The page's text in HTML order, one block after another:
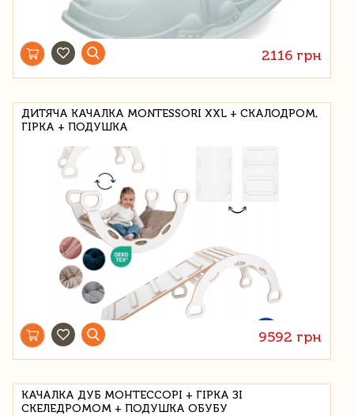
2116 грн
ДИТЯЧА КАЧАЛКА MONTESSORI XXL + СКАЛОДРОМ,
ГІРКА + ПОДУШКА
9592 грн
КАЧАЛКА ДУБ МОНТЕССОРІ + ГІРКА ЗІ
СКЕЛЕДРОМОМ + ПОДУШКА ОБУБУ